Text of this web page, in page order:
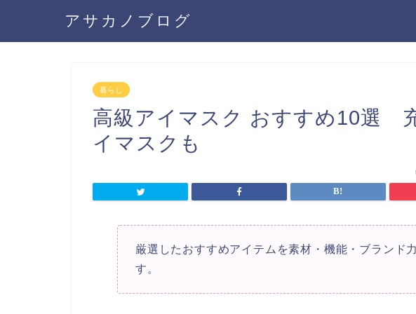
アサカノブログ
暮らし
高級アイマスク おすすめ10選
イマスクも
厳選したおすすめアイテムを素材・機能・ブランド
す。